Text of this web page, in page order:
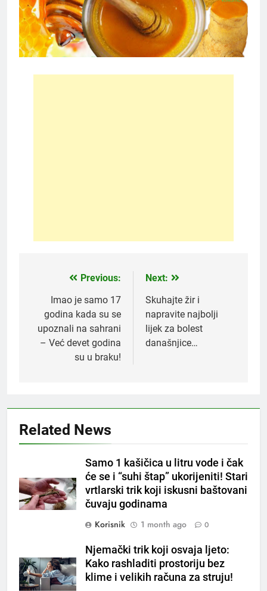
navigation
Previous:
Imao je samo 17
godina kada su se
upoznali na sahrani
– Već devet godina
su u braku!
Next:
Skuhajte žir i
napravite najbolji
lijek za bolest
današnjice…
Related News
Samo 1 kašičica u litru vode i čak
će se i “suhi štap” ukorijeniti! Stari
vrtlarski trik koji iskusni baštovani
čuvaju godinama
Korisnik
1 month ago 0
Njemački trik koji osvaja ljeto:
Kako rashladiti prostoriju bez
klime i velikih računa za struju!
5
Čaj od lovora i cimeta – prirodni
napitak za svakodnevnu rutinu
6
ČISTAČ JETRE: Uzmite gutljaj